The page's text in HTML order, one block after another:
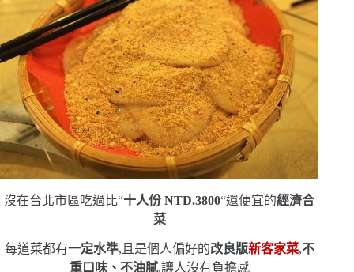
沒在台北市區吃過比“十人份 NTD.3800“還便宜的經濟合
菜
每道菜都有一定水準,且是個人偏好的改良版新客家菜,不
重口味、不油膩,讓人沒有負擔感